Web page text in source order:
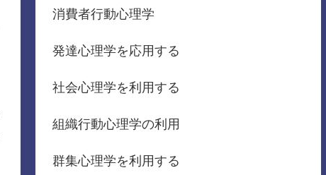
消費者行動心理学
発達心理学を応用する
社会心理学を利用する
組織行動心理学の利用
群集心理学を利用する